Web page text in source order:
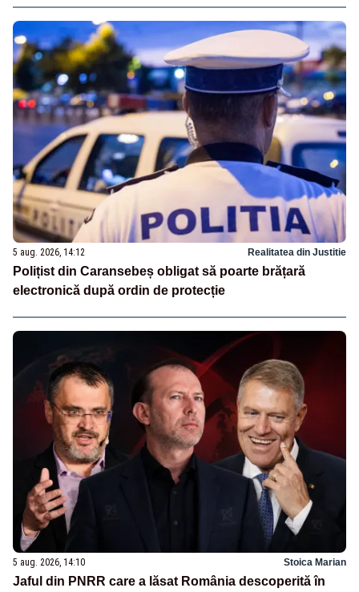
5 aug. 2026, 14:12 Realitatea din Justitie
Polițist din Caransebeș obligat să poarte brățară
electronică după ordin de protecție
5 aug. 2026, 14:10 Stoica Marian
Jaful din PNRR care a lăsat România descoperită în